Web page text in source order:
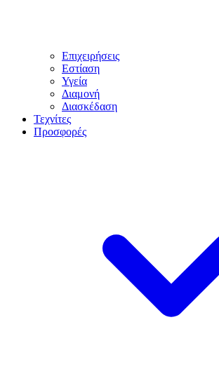
Επιχειρήσεις
Εστίαση
Υγεία
Διαμονή
Διασκέδαση
Τεχνίτες
Προσφορές